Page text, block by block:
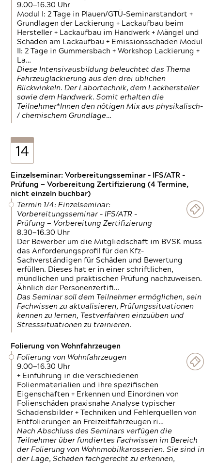
9.00—16.30 Uhr
Modul I: 2 Tage in Plauen/GTÜ-Seminarstandort +
Grundlagen der Lackierung + Lackaufbau beim
Hersteller + Lackaufbau im Handwerk + Mängel und
Schäden am Lackaufbau + Emissionsschäden Modul
II: 2 Tage in Gummersbach + Workshop Lackierung +
La…
Diese Intensivausbildung beleuchtet das Thema
Fahrzeuglackierung aus den drei üblichen
Blickwinkeln. Der Labortechnik, dem Lackhersteller
sowie dem Handwerk. Somit erhalten die
Teilnehmer*Innen den nötigen Mix aus physikalisch-
/ chemischem Grundlage…
14
Einzelseminar: Vorbereitungsseminar - IFS/ATR -
Prüfung — Vorbereitung Zertifizierung (4 Termine,
nicht einzeln buchbar)
Termin 1/4: Einzelseminar:
Vorbereitungsseminar - IFS/ATR -
Prüfung — Vorbereitung Zertifizierung
8.30—16.30 Uhr
Der Bewerber um die Mitgliedschaft im BVSK muss
das Anforderungsprofil für den Kfz-
Sachverständigen für Schäden und Bewertung
erfüllen. Dieses hat er in einer schriftlichen,
mündlichen und praktischen Prüfung nachzuweisen.
Ähnlich der Personenzertifi…
Das Seminar soll dem Teilnehmer ermöglichen, sein
Fachwissen zu aktualisieren, Prüfungssituationen
kennen zu lernen, Testverfahren einzuüben und
Stresssituationen zu trainieren.
Folierung von Wohnfahrzeugen
Folierung von Wohnfahrzeugen
9.00—16.30 Uhr
+ Einführung in die verschiedenen
Folienmaterialien und ihre spezifischen
Eigenschaften + Erkennen und Einordnen von
Folienschäden praxisnahe Analyse typischer
Schadensbilder + Techniken und Fehlerquellen von
Entfolierungen an Freizeitfahrzeugen ri…
Nach Abschluss des Seminars verfügen die
Teilnehmer über fundiertes Fachwissen im Bereich
der Folierung von Wohnmobilkarosserien. Sie sind in
der Lage, Schäden fachgerecht zu erkennen,